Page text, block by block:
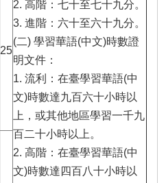
2. 高階：七十至七十九分。
3. 進階：六十至六十九分。
(二) 學習華語(中文)時數證
明文件：
1. 流利：在臺學習華語(中
文)時數達九百六十小時以
上，或其他地區學習一千九
百二十小時以上。
2. 高階：在臺學習華語(中
文)時數達四百八十小時以
25